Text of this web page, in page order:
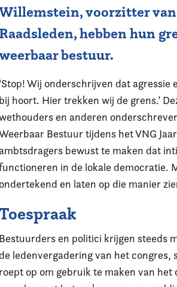
voorzitter
Raadsleden, hebben hun
bestuur.
‘Stop! Wij onderschrijven dat
bij hoort. Hier trekken wij de grens.’
en anderen
Bestuur tijdens het VNG
bewust te maken dat
in de lokale democratie.
ondertekend en laten op die manier
Bestuurders en politici krijgen steeds
de ledenvergadering van het
roept op om gebruik te maken van